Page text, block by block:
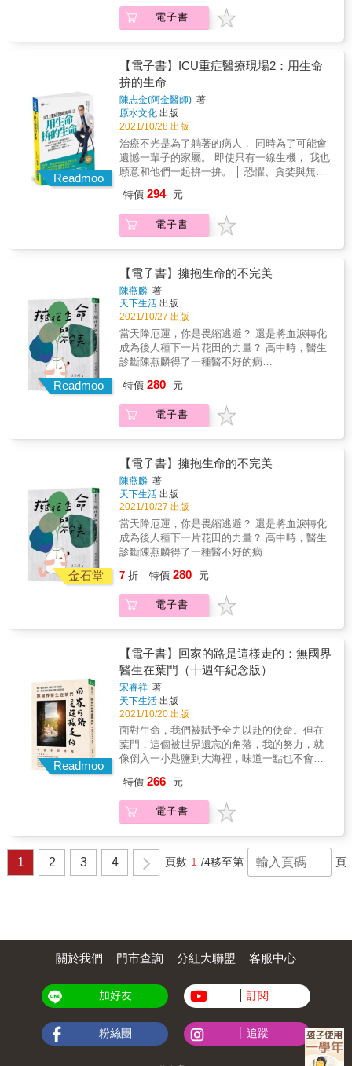
書，他們這樣說 █ 楊斯棓_醫師、《人生路
引》作者 他是全天候的蝙蝠俠。加護病房的陳
數十萬人心。 溫美玉_全臺最大教學社群「溫
老師備課party」創始人 陳醫師不斷從病人及家
屬的回饋中，修正應對姿態。借鏡陳醫師的經
驗與智慧，能立即應用到家庭及教室現場，讓
所有人在關係裡都是贏家。 詹皓凱（Dr.Bird）
_泌尿專科醫師、漫畫家 仗義直言下，阿金有
著一顆暖心。他把「ICU」轉化為「I See
You」，先了解家屬情緒背後的不安和期待，才
能站在同一陣線對抗疾病。 吳淋禎_護理師、
Ted x Taipei 講者 你將看到阿金醫師用智慧化
之間穿針引線、創造三贏。在生命不能圓滿的
當下，至少每個過程都能圓融。 曾毓林_馬來
西亞星洲日報副執行總編輯 縱觀在多個平臺上
顆鑽石。不管在哪裡、身處在哪個領域，都用
盡各種方法彌補，醫病間的資訊落差。 █&內容
介紹 █ 不要用醫學專業來概括家屬的想法， 因
為他們最迫切需要的是情感的對話。 Part 1／
那些看不見的輔助治療 *不要低估未知世界的力
量，尤其當病人跟家屬都深信不疑時。* ‧「我
們擲筊問看看？」－病人認可的善終同意書 ‧刻
變成枷鎖－拿掉之後，才能一路好走 ‧別讓「留
一口氣回家」－成為最後的折騰... Part 2／用
生命拚的生命 *每一個新的開始，都可能是拚了
命掙來的。* ‧懷孕未滿３個月&hellip;－要說，
失去的記憶 ‧我搶的不只時間，還有一個家的幸
福... Part 3／ICU偵探事件簿 *魔鬼藏在細節
裡，你以為的這樣可能是那樣&hellip;* ‧卡到陰
了嗎？－雞婆聊出了一個腫瘤 ‧清醒的植物人？
－肉毒桿菌中毒事件 ‧一個撤回DNR的決定－看
見人性最真實那面... Part 4／有一種信任，叫
同理心 *站在他的角度去理解他的行為，換位思
考，才是真正「為他好」。* ‧打不打新冠疫
苗？－數據外的情感考量 ‧你缺的不是同理心，
二症候群...
電子書
Readmoo
【電子書】ICU重症醫療現場2：用生命
拚的生命
陳志金(阿金醫師) 著
原水文化 出版
2021/10/28 出版
治療不光是為了躺著的病人， 同時為了可能會
遺憾一輩子的家屬。 即使只有一線生機， 我也
願意和他們一起拚一拚。 │ 恐懼、貪婪與無知
呈現的往往是最真實的那一面。 █ 看過這本
書，他們這樣說 █ 楊斯棓_醫師、《人生路
引》作者 他是全天候的蝙蝠俠。加護病房的陳
數十萬人心。 溫美玉_全臺最大教學社群「溫
老師備課party」創始人 陳醫師不斷從病人及家
屬的回饋中，修正應對姿態。借鏡陳醫師的經
驗與智慧，能立即應用到家庭及教室現場，讓
所有人在關係裡都是贏家。 詹皓凱（Dr.Bird）
_泌尿專科醫師、漫畫家 仗義直言下，阿金有
著一顆暖心。他把「ICU」轉化為「I See
You」，先了解家屬情緒背後的不安和期待，才
能站在同一陣線對抗疾病。 吳淋禎_護理師、
解家屬的糾結和爭執，並巧妙的在醫、護、病
之間穿針引線、創造三贏。在生命不能圓滿的
當下，至少每個過程都能圓融。 曾毓林_馬來
的陳志金醫生，不只是「金」，其價值直逼一
顆鑽石。不管在哪裡、身處在哪個領域，都用
盡各種方法彌補，醫病間的資訊落差。 █&內容
介紹 █ 不要用醫學專業來概括家屬的想法， 因
為他們最迫切需要的是情感的對話。 Part 1／
那些看不見的輔助治療 *不要低估未知世界的力
量，尤其當病人跟家屬都深信不疑時。* ‧「我
在我心底的名字－農曆七月的美好徵兆 ‧當腳圈
變成枷鎖－拿掉之後，才能一路好走 ‧別讓「留
一口氣回家」－成為最後的折騰... Part 2／用
還是不要說？ ‧疫情下的意外人生－那些期待被
失去的記憶 ‧我搶的不只時間，還有一個家的幸
福... Part 3／ICU偵探事件簿 *魔鬼藏在細節
裡，你以為的這樣可能是那樣&hellip;* ‧卡到陰
了嗎？－雞婆聊出了一個腫瘤 ‧清醒的植物人？
－肉毒桿菌中毒事件 ‧一個撤回DNR的決定－看
見人性最真實那面... Part 4／有一種信任，叫
同理心 *站在他的角度去理解他的行為，換位思
考，才是真正「為他好」。* ‧打不打新冠疫
苗？－數據外的情感考量 ‧你缺的不是同理心，
二症候群...
特價 294 元
電子書
Readmoo
【電子書】擁抱生命的不完美
陳燕麟 著
天下生活 出版
2021/10/27 出版
當天降厄運，你是畏縮逃避？ 還是將血淚轉化
成為後人種下一片花田的力量？ 高中時，醫生
診斷陳燕麟得了一種醫不好的病
命遲早有一天會因為這個疾病而死。 曾經，他
為此沮喪，夜深人靜時痛哭失聲，覺得人生沒
有希望了。 曾經，他以為當醫生可以找到治療
線，只能退居幕後當一名做研究的病理科醫
師。 當懷抱的希望一再落空，他也曾頻頻陷入
谷底。 但生命中的每一次挫敗，冥冥中又是一
股推動他找到新方向的助力。 那些最不想憶起
的傷痛、不願面對的現實，推著陳燕麟醫師走
出萎縮的世界，全心投入研究肌萎縮症基因檢
測，企圖遏止這個疾病繼續往後代蔓延，從罕
見逐漸消失不見。 人生如果可以重新來過，你
會選擇健康或罹病？ 某天當這個問題在陳燕麟
友，他非常清楚罹病的痛苦，也因為這樣的
「感同身受」，他全心投入相關研究，而且想
在有限的時間裡做更多。 因為他明白，假如他
縮症的研究，恐怕不會像現在這樣熱誠投入。
所以，他說：「如果可以重新選擇，我願意再
病一次。」
特價 280 元
電子書
金石堂
【電子書】擁抱生命的不完美
陳燕麟 著
天下生活 出版
2021/10/27 出版
當天降厄運，你是畏縮逃避？ 還是將血淚轉化
成為後人種下一片花田的力量？ 高中時，醫生
診斷陳燕麟得了一種醫不好的病
命遲早有一天會因為這個疾病而死。 曾經，他
為此沮喪，夜深人靜時痛哭失聲，覺得人生沒
有希望了。 曾經，他以為當醫生可以找到治療
線，只能退居幕後當一名做研究的病理科醫
師。 當懷抱的希望一再落空，他也曾頻頻陷入
谷底。 但生命中的每一次挫敗，冥冥中又是一
股推動他找到新方向的助力。 那些最不想憶起
的傷痛、不願面對的現實，推著陳燕麟醫師走
出萎縮的世界，全心投入研究肌萎縮症基因檢
測，企圖遏止這個疾病繼續往後代蔓延，從罕
見逐漸消失不見。 人生如果可以重新來過，你
會選擇健康或罹病？ 某天當這個問題在陳燕麟
醫師的心裡浮出，他猶豫了。 身為肌萎縮症病
「感同身受」，他全心投入相關研究，而且想
在有限的時間裡做更多。 因為他明白，假如他
是一位行動自如的健康醫生，也剛好從事肌萎
縮症的研究，恐怕不會像現在這樣熱誠投入。
所以，他說：「如果可以重新選擇，我願意再
病一次。」
7 折 特價 280 元
電子書
Readmoo
【電子書】回家的路是這樣走的：無國界
醫生在葉門（十週年紀念版）
宋睿祥 著
天下生活 出版
2021/10/20 出版
面對生命，我們被賦予全力以赴的使命。但在
葉門，這個被世界遺忘的角落，我的努力，就
像倒入一小匙鹽到大海裡，味道一點也不會改
流浪的靈魂都應該回到家。亞塔是我被軟禁的
地方，是我心靈受苦的地方，卻也是我用鋒利
的手術刀進行了近百台手術，創造奇蹟的地
的劫難，只能在災難中看見自己的渺小，更謙
卑地面對苦難的生命。」───宋睿祥這是一個
睿祥，在二十九歲那年投入無國界醫生組織。
在首次於西非賴比瑞亞的任務中，體會到生命
的人。於是在回到台灣的主流醫學世界四年
後，他再度踏上流浪的旅途到葉門。來到葉門
只是物資缺乏的醫療環境、內戰爆發的危機，
還必須適應不同價值觀的醫療團隊、語言文化
完全陌生的回教生活、從未處理過的未知手
特價 266 元
電子書
1 2 3 4 頁數 1 /4移至第 頁
關於我們 門市查詢 分紅大聯盟 客服中心
加好友 訂閱
粉絲團 追蹤